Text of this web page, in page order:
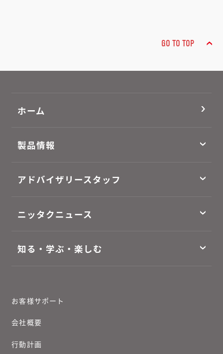
GO TO TOP
ホーム
製品情報
アドバイザリースタッフ
ニッタクニュース
知る・学ぶ・楽しむ
お客様サポート
会社概要
行動計画